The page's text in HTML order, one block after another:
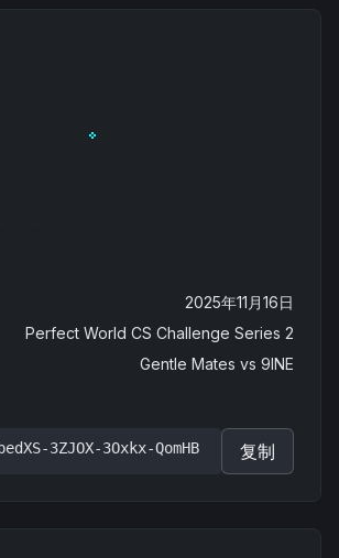
2025年11月16日
Perfect World CS Challenge Series 2
Gentle Mates vs 9INE
3ZJOX-3Oxkx-QomHB 复制